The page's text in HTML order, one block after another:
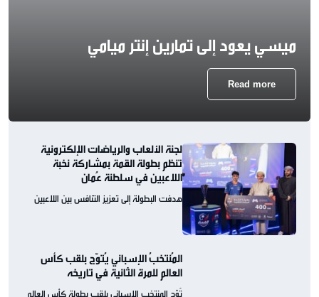
ميسي يعود إلى تمارين إنتر ميامي
Read more
لجنة الألعاب والرياضات الإلكترونية
تنظم بطولة القمة بمشاركة نخبة
اللاعبين في سلطنة عُمان
هدفت البطولة إلى تعزيز التنافس بين اللاعبين
المُنتخبُ الإسباني يُتوّج بلقب كأس
العالم للمرة الثانية في تاريخه
تُوّج المنتخب الإسباني بلقب بطولة كأس العالم